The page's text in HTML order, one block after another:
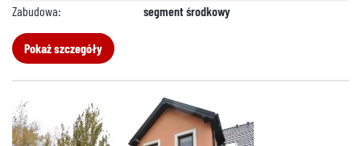
Zabudowa:
segment środkowy
Pokaż szczegóły